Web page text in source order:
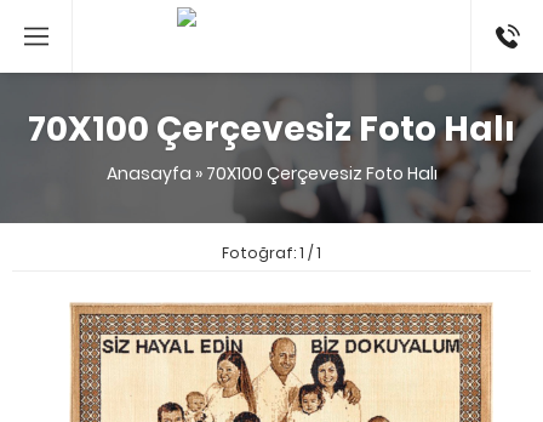
70X100 Çerçevesiz Foto Halı
Anasayfa » 70X100 Çerçevesiz Foto Halı
Fotoğraf: 1 / 1